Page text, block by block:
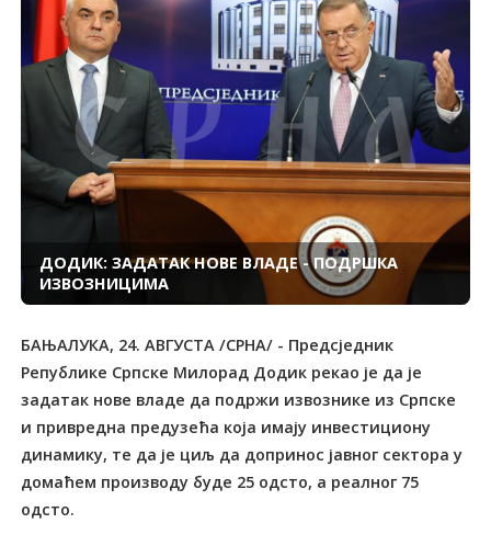
ДОДИК: ЗАДАТАК НОВЕ ВЛАДЕ - ПОДРШКА
ИЗВОЗНИЦИМА
БАЊАЛУКА, 24. АВГУСТА /СРНА/ - Предсједник
Републике Српске Милорад Додик рекао је да је
задатак нове владе да подржи извознике из Српске
и привредна предузећа која имају инвестициону
динамику, те да је циљ да допринос јавног сектора у
домаћем производу буде 25 одсто, а реалног 75
одсто.